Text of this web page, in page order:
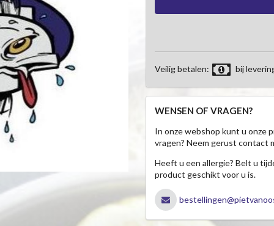
Veilig betalen: bij
WENSEN OF VRAGEN?
In onze webshop kunt u onze
vragen? Neem gerust contact
Heeft u een allergie? Belt u
product geschikt voor u is.